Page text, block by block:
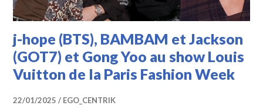
j-hope (BTS), BAMBAM et Jackson
(GOT7) et Gong Yoo au show Louis
Vuitton de la Paris Fashion Week
22/01/2025 EGO_CENTRIK